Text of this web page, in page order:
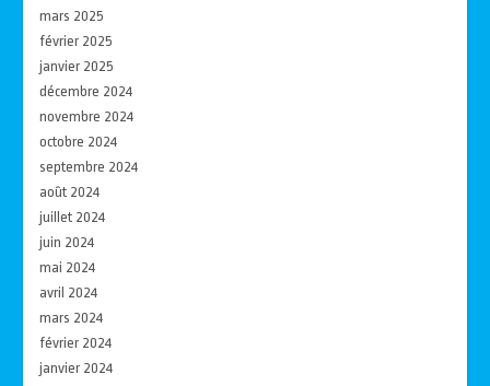
mars 2025
février 2025
janvier 2025
décembre 2024
novembre 2024
octobre 2024
septembre 2024
août 2024
juillet 2024
juin 2024
mai 2024
avril 2024
mars 2024
février 2024
janvier 2024